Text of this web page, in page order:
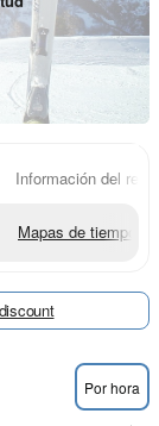
Información del
Mapas de tiempo
Por hora